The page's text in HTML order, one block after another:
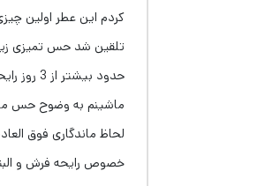
کردم این عطر اولین چیزی که بهم
تلقین شد حس تمیزی زیاد بود
حدود بیشتر از 3 روز رایحه ش داخل
ماشینم به وضوح حس میشد که از
لحاظ ماندگاری فوق العاده هست در
خصوص رایحه فرش و البته شروع